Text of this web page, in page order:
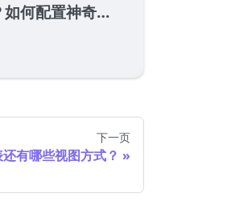
神奇表单的预填充？
下一页
有哪些视图方式？